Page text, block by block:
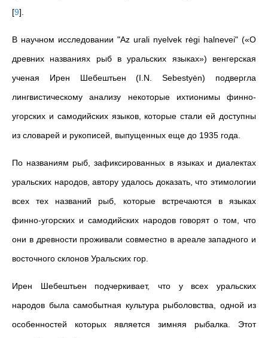
[9]
В научном исследовании "Az urali nyelvek rėgi halnevei" («О
древних названиях рыб в уральских языках») венгерская
ученая Ирен Шебештьен (I.N. Sebestyėn) подвергла
лингвистическому анализу некоторые ихтионимы финно-
угорских и самодийских языков, которые стали ей доступны
из словарей и рукописей, выпущенных еще до 1935 года.
По названиям рыб, зафиксированных в языках и диалектах
уральских народов, автору удалось доказать, что этимологии
всех тех названий рыб, которые встречаются в языках
финно-угорских и самодийских народов говорят о том, что
они в древности проживали совместно в ареале западного и
восточного склонов Уральских гор.
Ирен Шебештьен подчеркивает, что у всех уральских
народов была самобытная культура рыболовства, одной из
особенностей которых является зимняя рыбалка. Этот